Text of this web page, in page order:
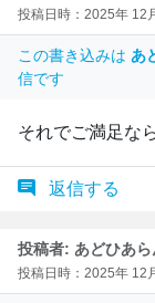
投稿日時：2025年 12
この書き込みは あ
信です
それでご満足な
返信する
投稿者: あどひあら
投稿日時：2025年 12